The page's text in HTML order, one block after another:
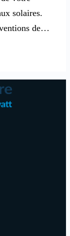
solaires.
de…